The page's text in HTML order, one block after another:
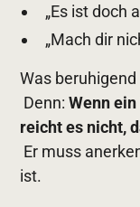
„Es ist doch
„Mach dir
Was
Denn:Wenn
reicht es nicht,
Er muss
ist.